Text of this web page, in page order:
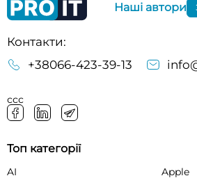
Контакти:
+38066-423-39-13
ссс
Наші автори
Топ категорії
AI
Apple